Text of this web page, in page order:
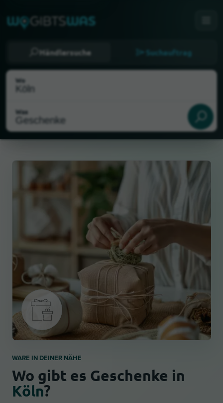
Händlersuche Suchauftrag
Wo
Was
Als meinen Standort wählen
WARE IN DEINER NÄHE
Wo gibt es Geschenke in
Köln?